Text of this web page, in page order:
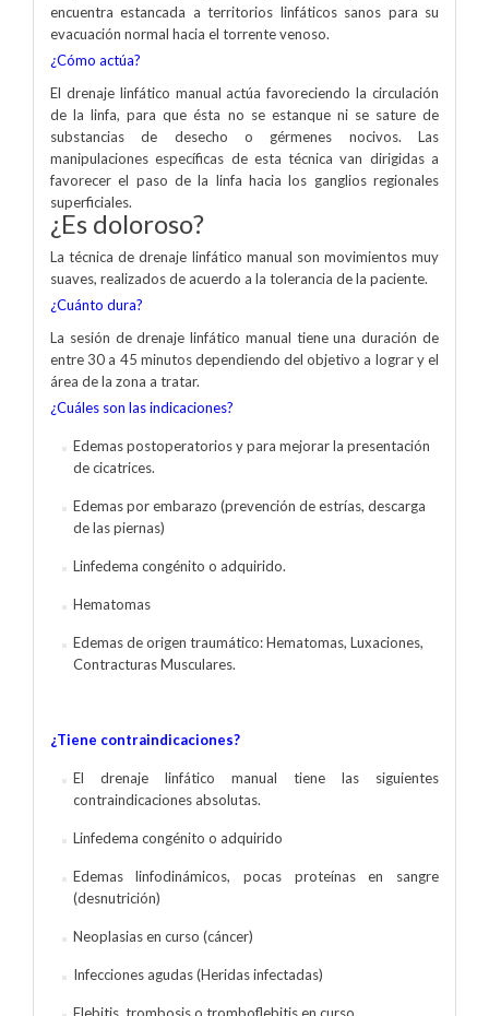
encuentra estancada a territorios linfáticos sanos para su
evacuación normal hacia el torrente venoso.
¿Cómo actúa?
El drenaje linfático manual actúa favoreciendo la circulación
de la linfa, para que ésta no se estanque ni se sature de
substancias de desecho o gérmenes nocivos. Las
manipulaciones específicas de esta técnica van dirigidas a
favorecer el paso de la linfa hacia los ganglios regionales
superficiales.
¿Es doloroso?
La técnica de drenaje linfático manual son movimientos muy
suaves, realizados de acuerdo a la tolerancia de la paciente.
¿Cuánto dura?
La sesión de drenaje linfático manual tiene una duración de
entre 30 a 45 minutos dependiendo del objetivo a lograr y el
área de la zona a tratar.
¿Cuáles son las indicaciones?
Edemas postoperatorios y para mejorar la presentación
de cicatrices.
Edemas por embarazo (prevención de estrías, descarga
de las piernas)
Linfedema congénito o adquirido.
Hematomas
Edemas de origen traumático: Hematomas, Luxaciones,
Contracturas Musculares.
¿Tiene contraindicaciones?
El drenaje linfático manual tiene las siguientes
contraindicaciones absolutas.
Linfedema congénito o adquirido
Edemas linfodinámicos, pocas proteínas en sangre
(desnutrición)
Neoplasias en curso (cáncer)
Infecciones agudas (Heridas infectadas)
Flebitis, trombosis o tromboflebitis en curso